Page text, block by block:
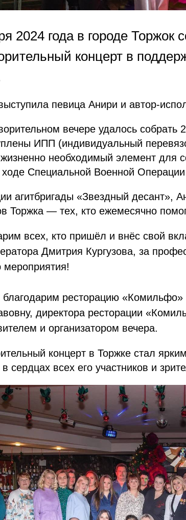
2024 года в городе Торжок
концерт в
певица Анири и автор-
вечере удалось собрать
ИПП (индивидуальный
необходимый элемент для
ходе Специальной Военной
агитбригады «Звездный десант»,
Торжка — тех, кто ежемесячно
всех, кто пришёл и внёс свой
Дмитрия Кургузова, за
мероприятия!
благодарим ресторацию
директора ресторации
и организатором вечера.
концерт в Торжке стал
сердцах всех его участников и